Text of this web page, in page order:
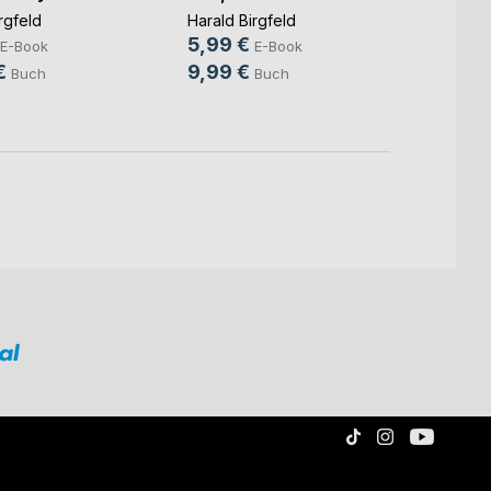
E-Book
Buch
Harald Birgfeld
5,99 € E-Book
9,99 € Buch